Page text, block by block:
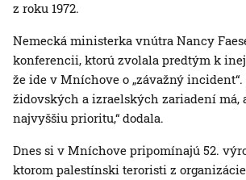
z roku 1972.
Nemecká ministerka vnútra Nancy
konferencii, ktorú zvolala predtým k inej
že ide v Mníchove o „závažný incident“.
židovských a izraelských zariadení má,
najvyššiu prioritu,“ dodala.
Dnes si v Mníchove pripomínajú 52.
ktorom palestínski teroristi z